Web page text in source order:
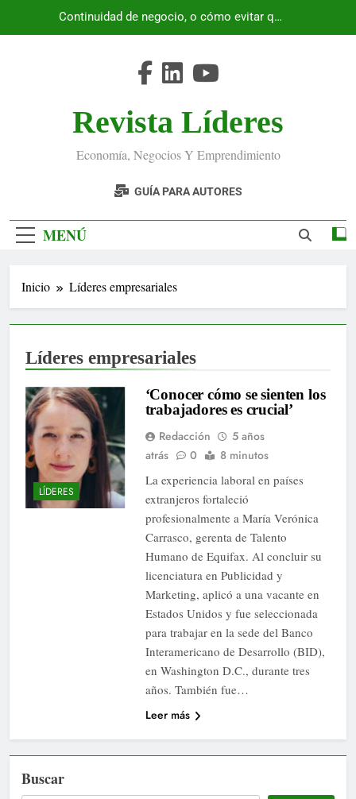
Continuidad de negocio, o cómo evitar que
Revista Líderes
Economía, Negocios Y Emprendimiento
GUÍA PARA AUTORES
MENÚ
Inicio Líderes empresariales
Líderes empresariales
LÍDERES
‘Conocer cómo se sienten los
trabajadores es crucial’
Redacción
5 años
atrás
0
8 minutos
La experiencia laboral en países
extranjeros fortaleció
profesionalmente a María Verónica
Carrasco, gerenta de Talento
Humano de Equifax. Al concluir su
licenciatura en Publicidad y
Marketing, aplicó a una vacante en
Estados Unidos y fue seleccionada
para trabajar en la sede del Banco
Interamericano de Desarrollo (BID),
en Washington D.C., durante tres
años. También fue…
Leer más
Buscar